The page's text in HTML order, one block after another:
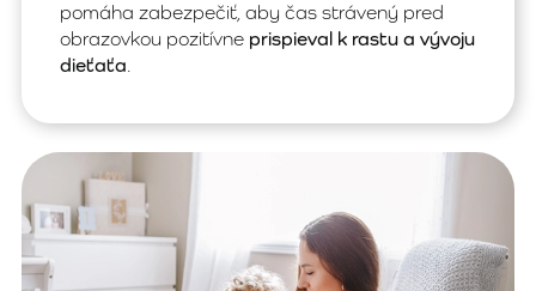
pomáha zabezpečiť, aby čas strávený pred
obrazovkou pozitívne prispieval k rastu a vývoju
dieťaťa.